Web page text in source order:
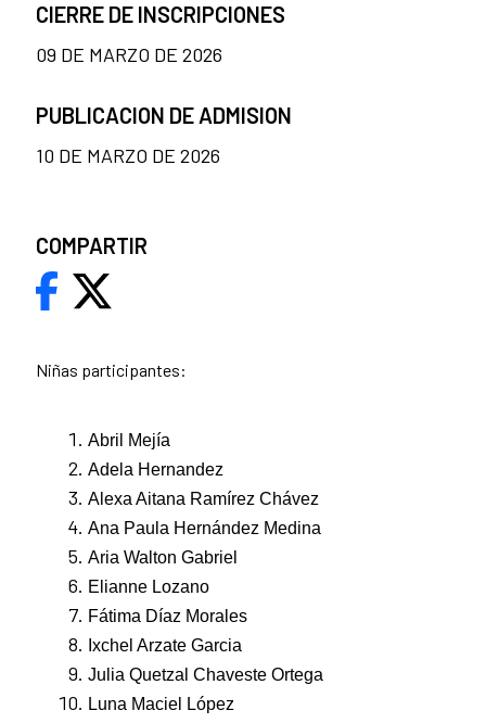
Niñas participantes:
Abril Mejía
Adela Hernandez
Alexa Aitana Ramírez Chávez
Ana Paula Hernández Medina
Aria Walton Gabriel
Elianne Lozano
Fátima Díaz Morales
Ixchel Arzate Garcia
Julia Quetzal Chaveste Ortega
Luna Maciel López
CIERRE DE INSCRIPCIONES
09 DE MARZO DE 2026
PUBLICACION DE ADMISION
10 DE MARZO DE 2026
COMPARTIR